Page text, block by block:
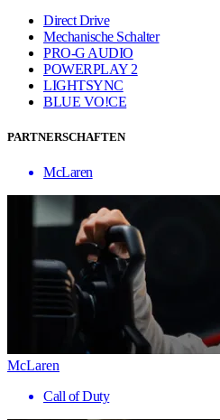
Direct Drive
Mechanische Schalter
PRO-G AUDIO
POWERPLAY 2
LIGHTSYNC
BLUE VO!CE
PARTNERSCHAFTEN
McLaren
McLaren
Call of Duty